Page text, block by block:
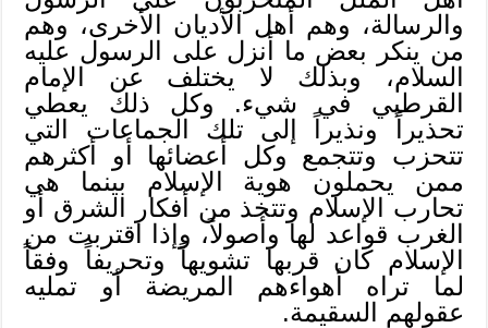
والرسالة، وهم أهل الأديان الأخرى، وهم
من ينكر بعض ما أنزل على الرسول عليه
السلام، وبذلك لا يختلف عن الإمام
القرطبي في شيء. وكل ذلك يعطي
تحذيراً ونذيراً إلى تلك الجماعات التي
تتحزب وتتجمع وكل أعضائها أو أكثرهم
ممن يحملون هوية الإسلام بينما هي
تحارب الإسلام وتتخذ من أفكار الشرق أو
الغرب قواعد لها وأصولاً، وإذا اقتربت من
الإسلام كان قربها تشويهاً وتحريفاً وفقاً
لما تراه أهواءهم المريضة أو تمليه
عقولهم السقيمة.